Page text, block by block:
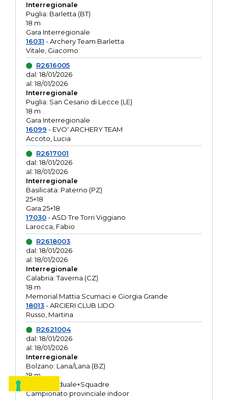
Interregionale
Puglia: Barletta (BT)
18 m
Gara Interregionale
16031 - Archery Team Barletta
Vitale, Giacomo
R2616005
dal: 18/01/2026
al: 18/01/2026
Interregionale
Puglia: San Cesario di Lecce (LE)
18 m
Gara Interregionale
16099 - EVO' ARCHERY TEAM
Accoto, Lucia
R2617001
dal: 18/01/2026
al: 18/01/2026
Interregionale
Basilicata: Paterno (PZ)
25+18
Gara 25+18
17030- ASD Tre Torri Viggiano
Larocca, Fabio
R2618003
dal: 18/01/2026
al: 18/01/2026
Interregionale
Calabria: Taverna (CZ)
18 m
Memorial Mattia Scumaci e Giorgia Grande
18013- ARCIERI CLUB LIDO
Russo, Martina
R2621004
dal: 18/01/2026
al: 18/01/2026
Interregionale
Bolzano: Lana/Lana (BZ)
18 m
O.R. Individuale+Squadre
Campionato provinciale indoor